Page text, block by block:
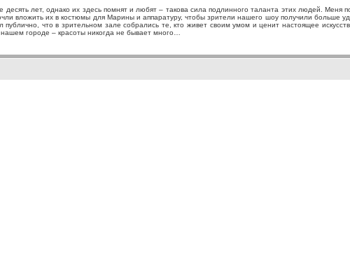
лет, однако их здесь помнят и любят – такова сила подлинного таланта этих людей. Меня
вложить их в костюмы для Марины и аппаратуру, чтобы зрители нашего шоу получили больше
что в зрительном зале собрались те, кто живет своим умом и ценит настоящее
городе – красоты никогда не бывает много…